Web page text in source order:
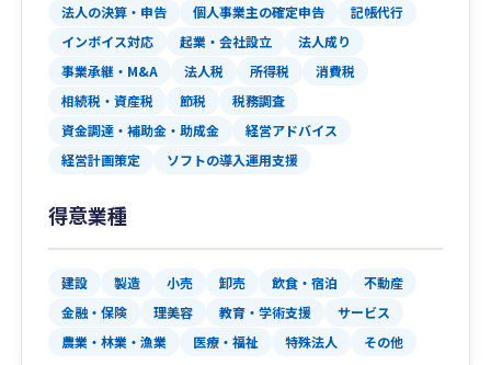
法人の決算・申告 個人事業主の確定申告
記帳代行
インボイス対応
起業・会社設立
法人成り
事業承継・M&A
法人税 所得税
消費税
相続税・資産税
節税
税務調査
資金調達・補助金・助成金
経営アドバイス
経営計画策定
ソフトの導入運用支援
得意業種
建設 製造 小売 卸売 飲食・宿泊
不動産
金融・保険
理美容 教育・学術支援
サービス
農業・林業・漁業
医療・福祉 特殊法人 その他